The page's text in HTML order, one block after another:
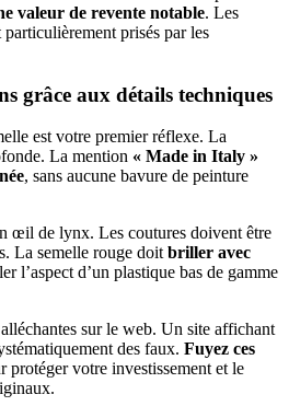
valeur de revente notable. Les
prisés par les
grâce aux détails techniques
est votre premier réflexe. La
La mention « Made in Italy »
, sans aucune bavure de peinture
œil de lynx. Les coutures doivent être
La semelle rouge doit briller avec
l’aspect d’un plastique bas de gamme
sur le web. Un site affichant
des faux. Fuyez ces
protéger votre investissement et le